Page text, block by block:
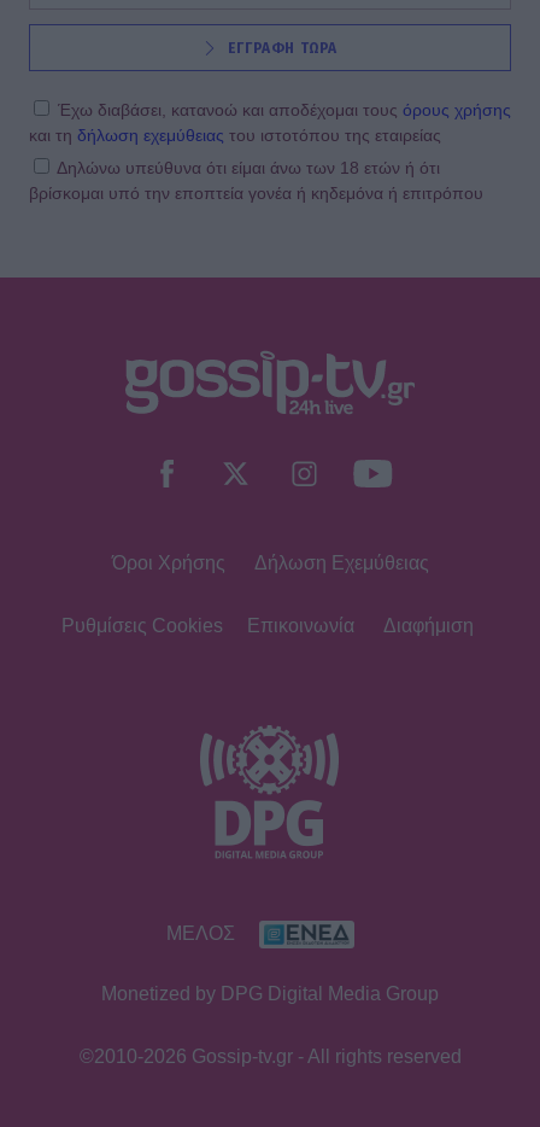
ΕΓΓΡΑΦΗ ΤΩΡΑ
Έχω διαβάσει, κατανοώ και αποδέχομαι τους όρους χρήσης
και τη δήλωση εχεμύθειας του ιστοτόπου της εταιρείας
Δηλώνω υπεύθυνα ότι είμαι άνω των 18 ετών ή ότι
βρίσκομαι υπό την εποπτεία γονέα ή κηδεμόνα ή επιτρόπου
Όροι Χρήσης Δήλωση Εχεμύθειας
Ρυθμίσεις Cookies Επικοινωνία Διαφήμιση
ΜΕΛΟΣ
Monetized by DPG Digital Media Group
©2010-2026 Gossip-tv.gr - All rights reserved